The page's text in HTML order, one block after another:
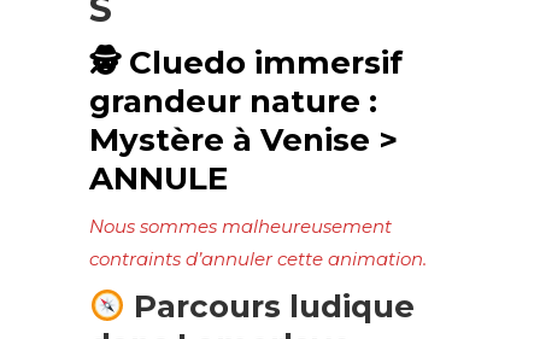
S
🕵️ Cluedo immersif
grandeur nature :
Mystère à Venise >
ANNULE
Nous sommes malheureusement
contraints d’annuler cette animation.
Parcours ludique